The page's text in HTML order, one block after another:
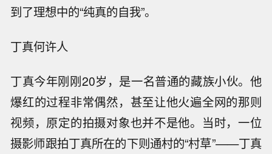
到了理想中的“纯真的自我”。
丁真何许人
丁真今年刚刚20岁，是一名普通的藏族小伙。他
爆红的过程非常偶然，甚至让他火遍全网的那则
视频，原定的拍摄对象也并不是他。当时，一位
摄影师跟拍丁真所在的下则通村的“村草”——丁真